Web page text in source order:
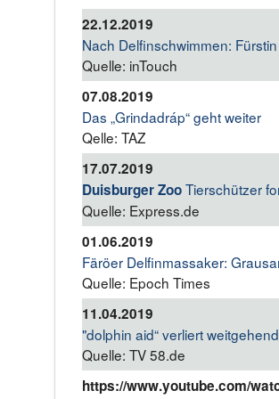
22.12.2019
Nach Delfinschwimmen:
Quelle: inTouch
07.08.2019
Das „Grindadráp“ geht weiter
Qelle: TAZ
17.07.2019
Duisburger ZooTierschützer
Quelle: Express.de
01.06.2019
Färöer Delfinmassaker:
Quelle: Epoch Times
11.04.2019
"dolphin aid“ verliert
Quelle: TV 58.de
https://www.youtube.com/